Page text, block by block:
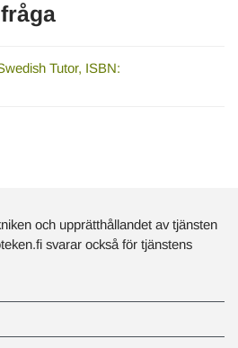
Tutor, ISBN:
och upprätthållandet av tjänsten
svarar också för tjänstens